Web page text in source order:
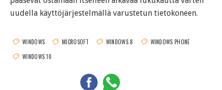
uudella käyttöjärjestelmällä varustetun tietokoneen.
WINDOWS MICROSOFT WINDOWS 8
WINDOWS PHONE
WINDOWS 10